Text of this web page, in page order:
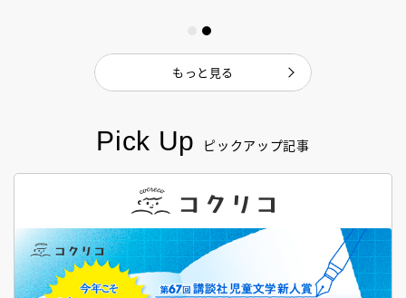
Pick Up ピックアップ記事
もっと見る